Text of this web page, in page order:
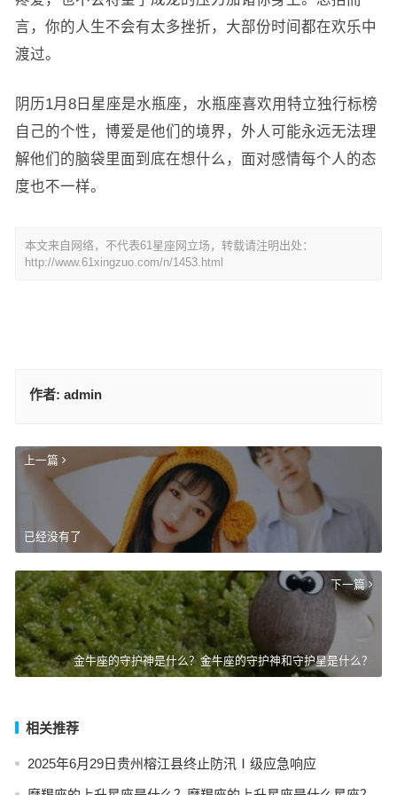
言，你的人生不会有太多挫折，大部份时间都在欢乐中
渡过。
阴历1月8日星座是水瓶座，水瓶座喜欢用特立独行标榜
自己的个性，博爱是他们的境界，外人可能永远无法理
解他们的脑袋里面到底在想什么，面对感情每个人的态
度也不一样。
本文来自网络，不代表61星座网立场，转载请注明出处：
http://www.61xingzuo.com/n/1453.html
作者: admin
上一篇
已经没有了
下一篇
金牛座的守护神是什么？金牛座的守护神和守护星是什么？
相关推荐
2025年6月29日贵州榕江县终止防汛Ⅰ级应急响应